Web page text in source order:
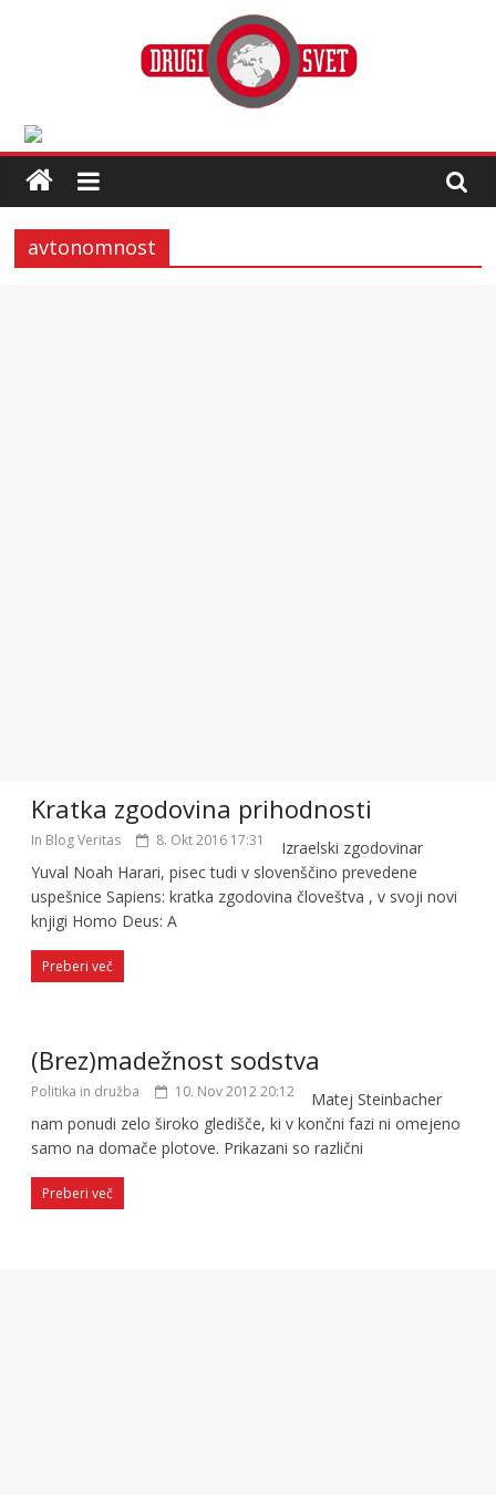
avtonomnost
Kratka zgodovina prihodnosti
In Blog Veritas 8. Okt 2016 17:31
Izraelski zgodovinar
Yuval Noah Harari, pisec tudi v slovenščino prevedene
uspešnice Sapiens: kratka zgodovina človeštva , v svoji novi
knjigi Homo Deus: A
Preberi več
(Brez)madežnost sodstva
Politika in družba 10. Nov 2012 20:12
Matej Steinbacher
nam ponudi zelo široko gledišče, ki v končni fazi ni omejeno
samo na domače plotove. Prikazani so različni
Preberi več